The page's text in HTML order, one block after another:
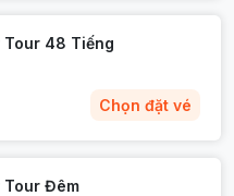
Tour 48 Tiếng
Chọn đặt vé
Tour Đêm